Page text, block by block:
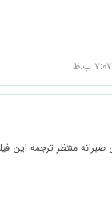
صبرانه منتظر ترجمه این